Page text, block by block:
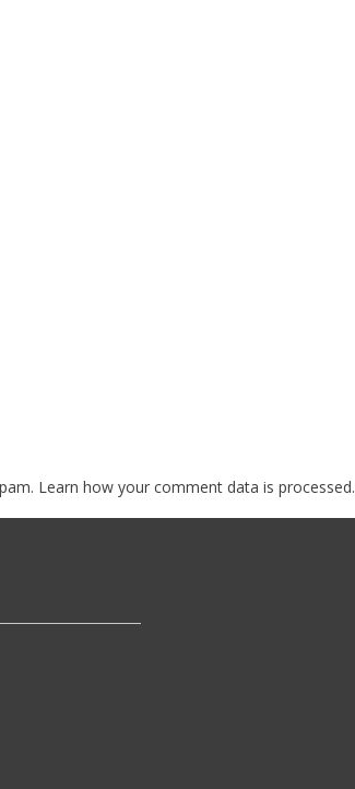
Learn how your comment data is processed.